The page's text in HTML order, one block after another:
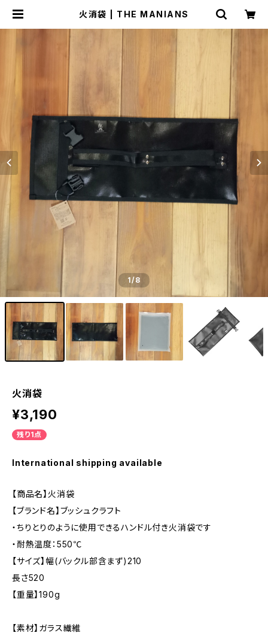
火消袋 | THE MANIANS
1/8
火消袋
¥3,190
残り1点
International shipping available
【商品名】火消袋
【ブランド名】ブッシュクラフト
・ちりとりのように使用できるハンドル付き火消袋です
・耐熱温度：550℃
【サイズ】幅(バックル部含まず)210
長さ520
【重量】190g
【素材】ガラス繊維